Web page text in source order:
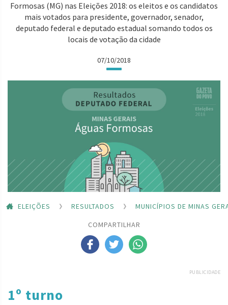
Formosas (MG) nas Eleições 2018: os eleitos e os candidatos
mais votados para presidente, governador, senador,
deputado federal e deputado estadual somando todos os
locais de votação da cidade
07/10/2018
ELEIÇÕES RESULTADOS
MUNICÍPIOS DE MINAS
COMPARTILHAR
PUBLICIDADE
1º turno